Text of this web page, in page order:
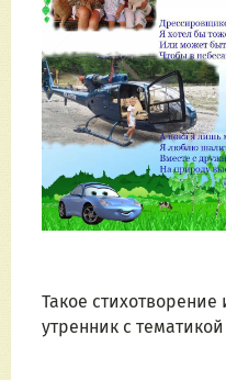
Такое
утренник с